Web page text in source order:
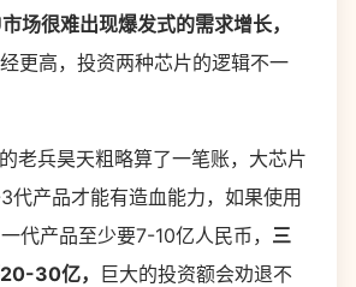
场很难出现爆发式的需求增长，
更高，投资两种芯片的逻辑不一
老兵昊天粗略算了一笔账，大芯片
代产品才能有造血能力，如果使用
代产品至少要7-10亿人民币， 三
30亿，
巨大的投资额会劝退不